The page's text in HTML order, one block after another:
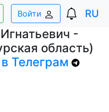
Войти RU
-
область)
Телеграм